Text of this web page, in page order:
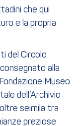
che qui
e la propria
del Circolo
alla
Museo
dell’Archivio
oltre seimila tra
preziose